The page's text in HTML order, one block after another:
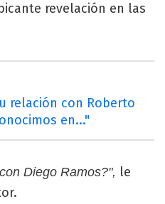
revelación en las
relación con Roberto
en..."
Diego Ramos?", le